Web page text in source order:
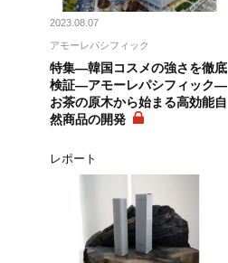
2023.08.07
アモーレパシフィック
特集―韓国コスメの強さを徹底
検証―アモーレパシフィック―
お茶の原木から始まる高効能自
然商品の開発
レポート